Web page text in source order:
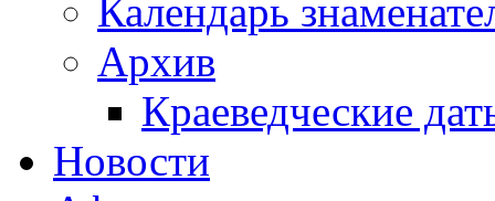
Календарь
Архив
Краеведческие
Новости